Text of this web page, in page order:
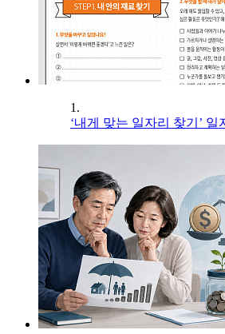
1.
‘내게 맞는 일자리 찾기’ 일